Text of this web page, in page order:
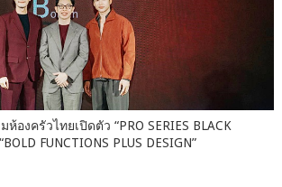
ห้องครัวไทยเปิดตัว “PRO SERIES BLACK
FUNCTIONS PLUS DESIGN”